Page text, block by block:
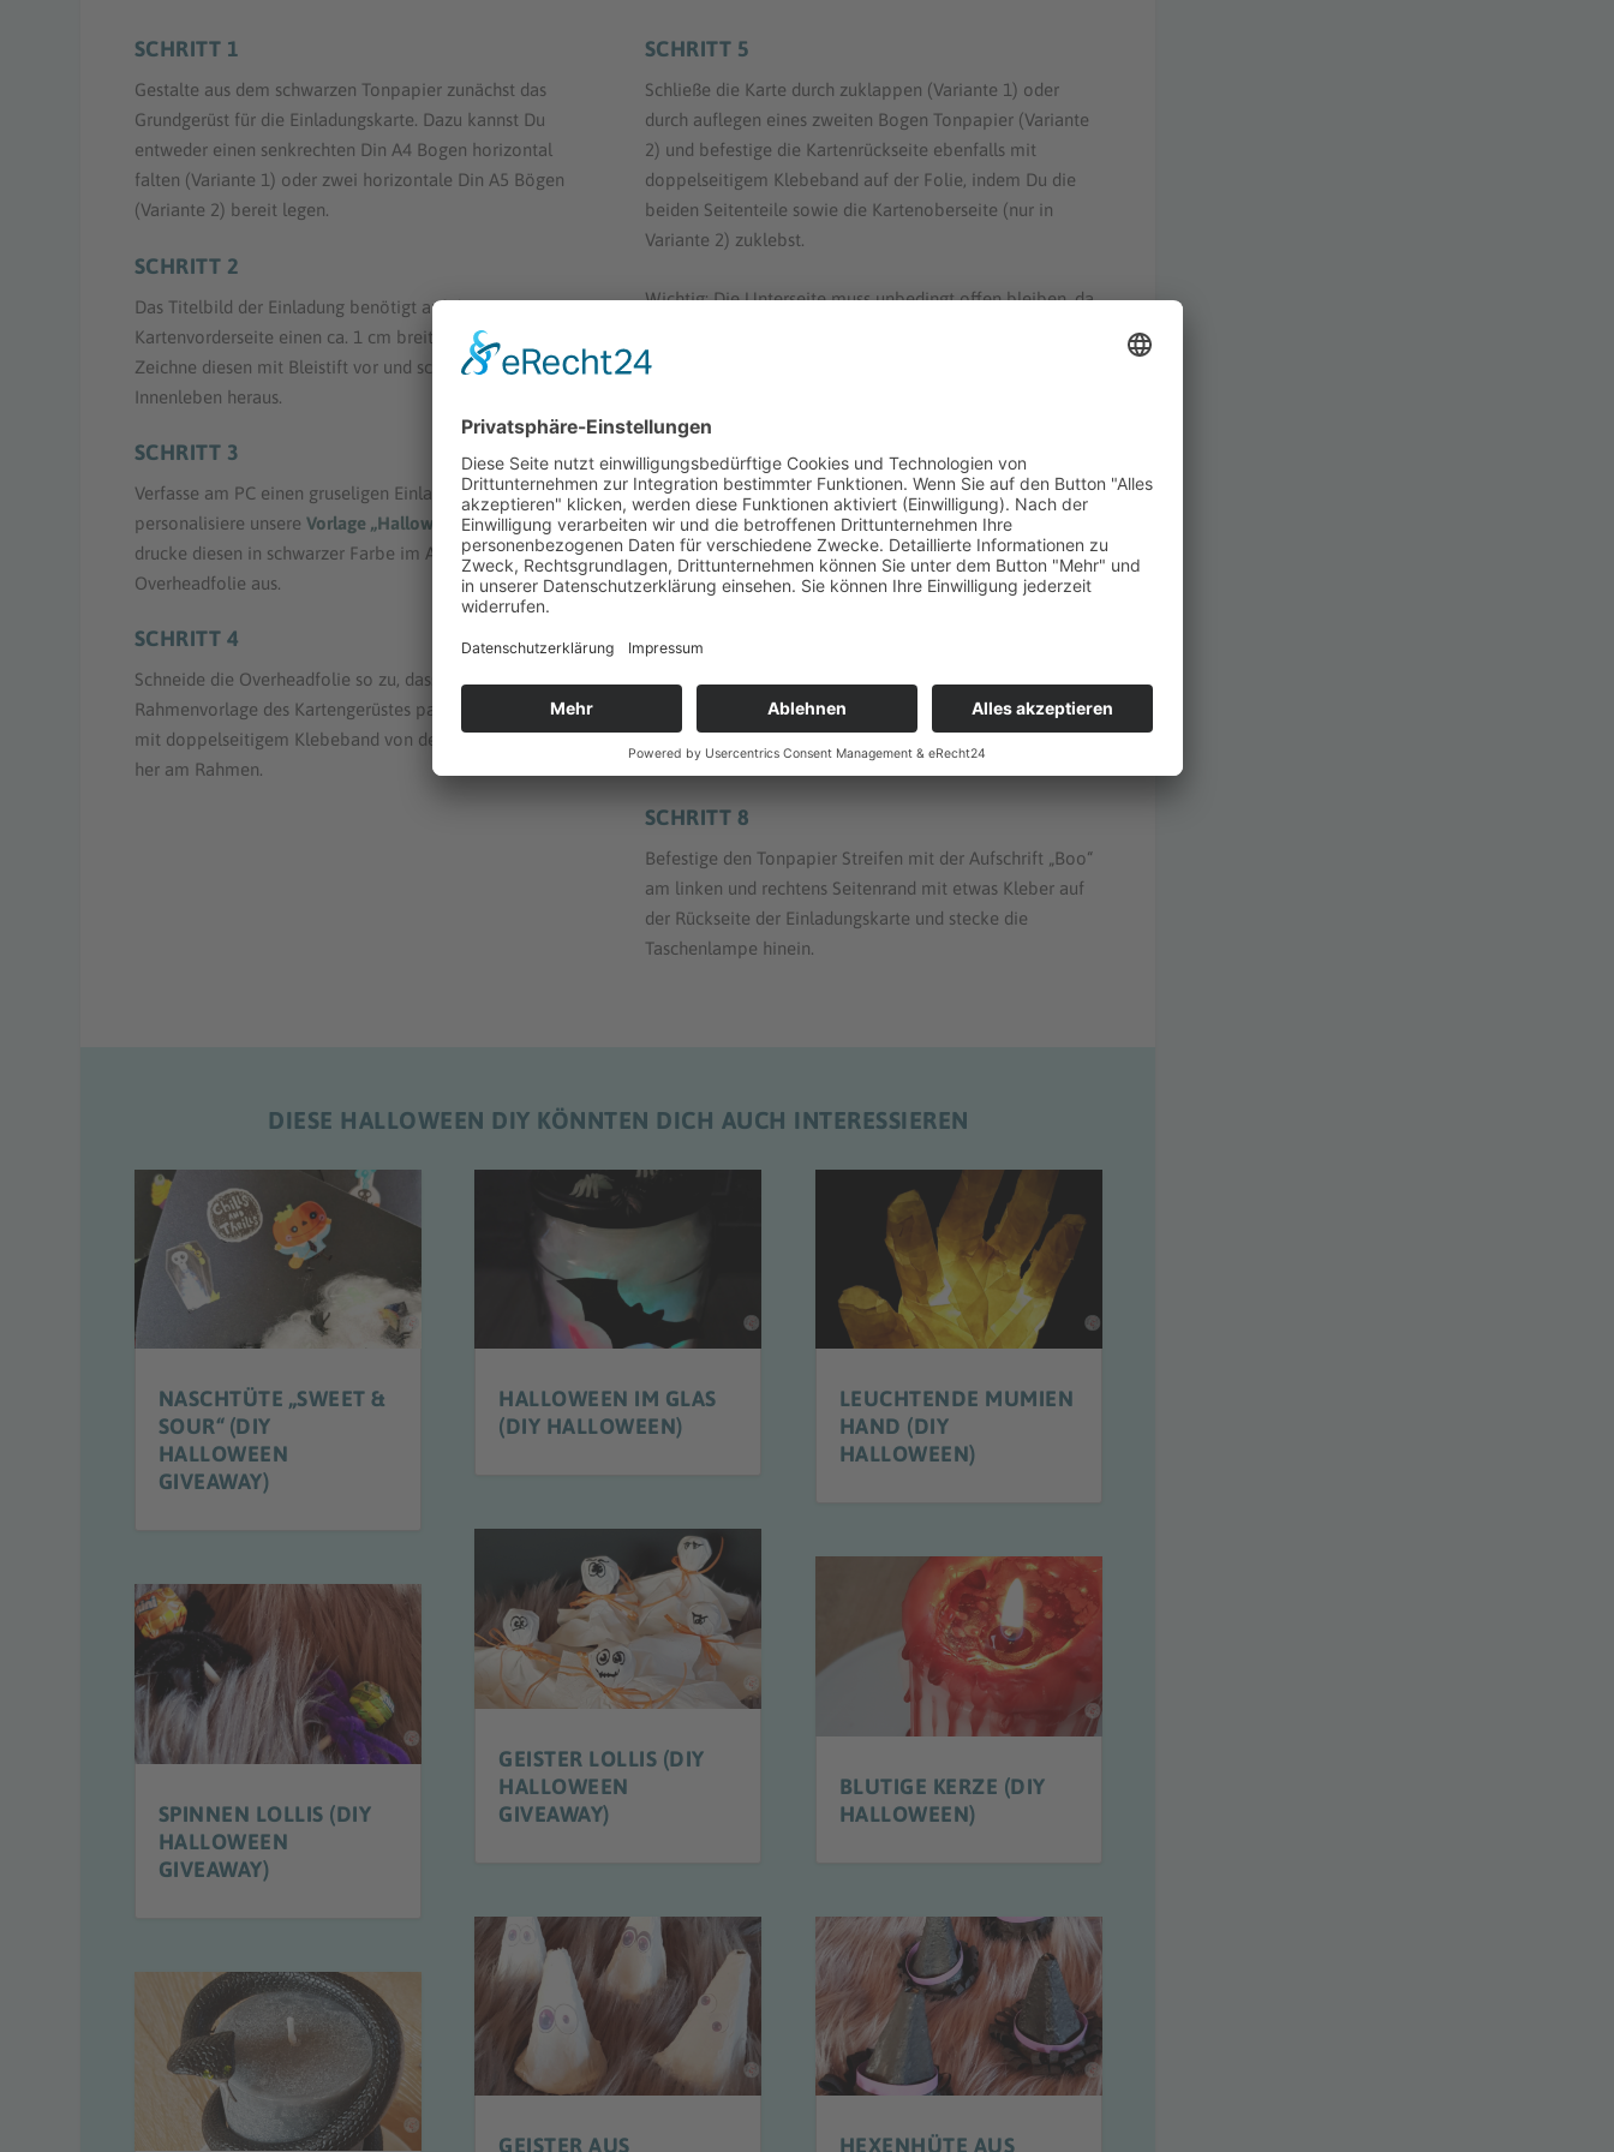
SCHRITT 1
Gestalte aus dem schwarzen Tonpapier zunächst das
Grundgerüst für die Einladungskarte. Dazu kannst Du
entweder einen senkrechten Din A4 Bogen horizontal
falten (Variante 1) oder zwei horizontale Din A5 Bögen
(Variante 2) bereit legen.
SCHRITT 2
Das Titelbild der Einladung benötigt auf der
Kartenvorderseite einen ca. 1 cm breiten Rahmen.
Zeichne diesen mit Bleistift vor und schneide dann das
Innenleben heraus.
SCHRITT 3
Verfasse am PC einen gruseligen Einladungstext oder
personalisiere unsere Vorlage „Halloween Einladung“und
drucke diesen in schwarzer Farbe im A5 Format auf
Overheadfolie aus.
SCHRITT 4
Schneide die Overheadfolie so zu, dass sie gut in die
Rahmenvorlage des Kartengerüstes passt und fixiere sie
mit doppelseitigem Klebeband von der Karteninnenseite
her am Rahmen.
SCHRITT 5
Schließe die Karte durch zuklappen (Variante 1) oder
durch auflegen eines zweiten Bogen Tonpapier (Variante
2) und befestige die Kartenrückseite ebenfalls mit
doppelseitigem Klebeband auf der Folie, indem Du die
beiden Seitenteile sowie die Kartenoberseite (nur in
Variante 2) zuklebst.
Wichtig: Die Unterseite muss unbedingt offen bleiben, da
Drucke eine bunte Taschenlampe (z.B.
„Taschenlampe„) auf Fotokarton und schneide diese aus.
Stanze dann eine Öse in das Ende der Taschenlampe und
befestige eine Kordel daran.
SCHRITT 7
Fotokarton aus, schneide den Text aus und klebe ihn auf
Einladung. Stanze anschließend eine weitere Öse in eine
Ecke des Kartons und befestige das andere Ende der
Kordel daran.
SCHRITT 8
Befestige den Tonpapier Streifen mit der Aufschrift „Boo“
am linken und rechtens Seitenrand mit etwas Kleber auf
der Rückseite der Einladungskarte und stecke die
Taschenlampe hinein.
DIESE HALLOWEEN DIY KÖNNTEN DICH AUCH INTERESSIEREN
NASCHTÜTE „SWEET &
SOUR“ (DIY
HALLOWEEN
GIVEAWAY)
SPINNEN LOLLIS (DIY
HALLOWEEN
GIVEAWAY)
HALLOWEEN IM GLAS
(DIY HALLOWEEN)
GEISTER LOLLIS (DIY
HALLOWEEN
GIVEAWAY)
GEISTER AUS
LEUCHTENDE MUMIEN
HAND (DIY
HALLOWEEN)
BLUTIGE KERZE (DIY
HALLOWEEN)
HEXENHÜTE AUS